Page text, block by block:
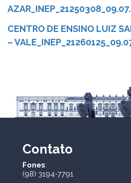
CENTRO DE ENSINO LUIZ
–
Contato
Fones:
(98) 3194-7791